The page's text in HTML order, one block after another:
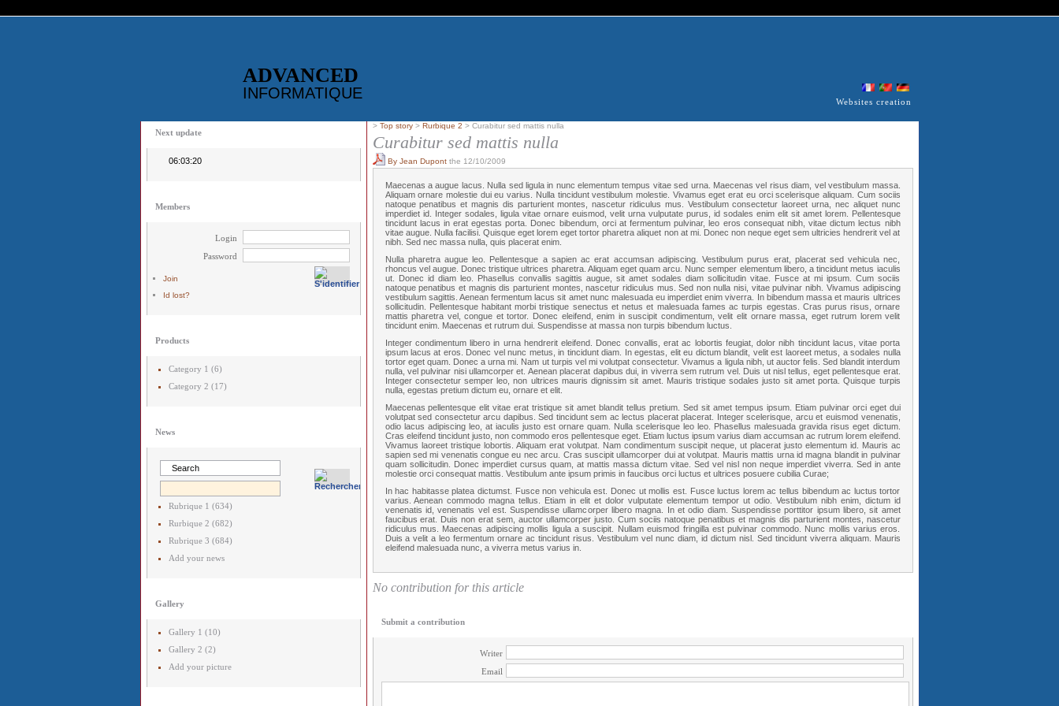
ADVANCED
INFORMATIQUE Websites creation
Next update
06:03:20
Members
Login
Password
Join
Id lost?
Products
Category 1 (6)
Category 2 (17)
News
Rubrique 1 (634)
Rurbique 2 (682)
Rubrique 3 (684)
Add your news
Gallery
Gallery 1 (10)
Gallery 2 (2)
Add your picture
> Top story> Rurbique 2 > Curabitur sed mattis nulla
Curabitur sed mattis nulla
By Jean Dupontthe 12/10/2009
Maecenas a augue lacus. Nulla sed ligula in nunc elementum tempus vitae sed urna. Maecenas vel risus diam, vel vestibulum massa.
Aliquam ornare molestie dui eu varius. Nulla tincidunt vestibulum molestie. Vivamus eget erat eu orci scelerisque aliquam. Cum sociis
natoque penatibus et magnis dis parturient montes, nascetur ridiculus mus. Vestibulum consectetur laoreet urna, nec aliquet nunc
imperdiet id. Integer sodales, ligula vitae ornare euismod, velit urna vulputate purus, id sodales enim elit sit amet lorem. Pellentesque
tincidunt lacus in erat egestas porta. Donec bibendum, orci at fermentum pulvinar, leo eros consequat nibh, vitae dictum lectus nibh
vitae augue. Nulla facilisi. Quisque eget lorem eget tortor pharetra aliquet non at mi. Donec non neque eget sem ultricies hendrerit vel at
nibh. Sed nec massa nulla, quis placerat enim.
Nulla pharetra augue leo. Pellentesque a sapien ac erat accumsan adipiscing. Vestibulum purus erat, placerat sed vehicula nec,
rhoncus vel augue. Donec tristique ultrices pharetra. Aliquam eget quam arcu. Nunc semper elementum libero, a tincidunt metus iaculis
ut. Donec id diam leo. Phasellus convallis sagittis augue, sit amet sodales diam sollicitudin vitae. Fusce at mi ipsum. Cum sociis
natoque penatibus et magnis dis parturient montes, nascetur ridiculus mus. Sed non nulla nisi, vitae pulvinar nibh. Vivamus adipiscing
vestibulum sagittis. Aenean fermentum lacus sit amet nunc malesuada eu imperdiet enim viverra. In bibendum massa et mauris ultrices
sollicitudin. Pellentesque habitant morbi tristique senectus et netus et malesuada fames ac turpis egestas. Cras purus risus, ornare
mattis pharetra vel, congue et tortor. Donec eleifend, enim in suscipit condimentum, velit elit ornare massa, eget rutrum lorem velit
tincidunt enim. Maecenas et rutrum dui. Suspendisse at massa non turpis bibendum luctus.
Integer condimentum libero in urna hendrerit eleifend. Donec convallis, erat ac lobortis feugiat, dolor nibh tincidunt lacus, vitae porta
ipsum lacus at eros. Donec vel nunc metus, in tincidunt diam. In egestas, elit eu dictum blandit, velit est laoreet metus, a sodales nulla
tortor eget quam. Donec a urna mi. Nam ut turpis vel mi volutpat consectetur. Vivamus a ligula nibh, ut auctor felis. Sed blandit interdum
nulla, vel pulvinar nisi ullamcorper et. Aenean placerat dapibus dui, in viverra sem rutrum vel. Duis ut nisl tellus, eget pellentesque erat.
Integer consectetur semper leo, non ultrices mauris dignissim sit amet. Mauris tristique sodales justo sit amet porta. Quisque turpis
nulla, egestas pretium dictum eu, ornare et elit.
Maecenas pellentesque elit vitae erat tristique sit amet blandit tellus pretium. Sed sit amet tempus ipsum. Etiam pulvinar orci eget dui
volutpat sed consectetur arcu dapibus. Sed tincidunt sem ac lectus placerat placerat. Integer scelerisque, arcu et euismod venenatis,
odio lacus adipiscing leo, at iaculis justo est ornare quam. Nulla scelerisque leo leo. Phasellus malesuada gravida risus eget dictum.
Cras eleifend tincidunt justo, non commodo eros pellentesque eget. Etiam luctus ipsum varius diam accumsan ac rutrum lorem eleifend.
Vivamus laoreet tristique lobortis. Aliquam erat volutpat. Nam condimentum suscipit neque, ut placerat justo elementum id. Mauris ac
sapien sed mi venenatis congue eu nec arcu. Cras suscipit ullamcorper dui at volutpat. Mauris mattis urna id magna blandit in pulvinar
quam sollicitudin. Donec imperdiet cursus quam, at mattis massa dictum vitae. Sed vel nisl non neque imperdiet viverra. Sed in ante
molestie orci consequat mattis. Vestibulum ante ipsum primis in faucibus orci luctus et ultrices posuere cubilia Curae;
In hac habitasse platea dictumst. Fusce non vehicula est. Donec ut mollis est. Fusce luctus lorem ac tellus bibendum ac luctus tortor
varius. Aenean commodo magna tellus. Etiam in elit et dolor vulputate elementum tempor ut odio. Vestibulum nibh enim, dictum id
venenatis id, venenatis vel est. Suspendisse ullamcorper libero magna. In et odio diam. Suspendisse porttitor ipsum libero, sit amet
faucibus erat. Duis non erat sem, auctor ullamcorper justo. Cum sociis natoque penatibus et magnis dis parturient montes, nascetur
ridiculus mus. Maecenas adipiscing mollis ligula a suscipit. Nullam euismod fringilla est pulvinar commodo. Nunc mollis varius eros.
Duis a velit a leo fermentum ornare ac tincidunt risus. Vestibulum vel nunc diam, id dictum nisl. Sed tincidunt viverra aliquam. Mauris
eleifend malesuada nunc, a viverra metus varius in.
No contribution for this article
Submit a contribution
Writer
Email